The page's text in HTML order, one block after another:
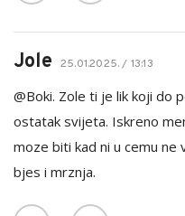
Jole 25.01.2025. / 13:13
@Boki. Zole ti je lik koji do
ostatak svijeta. Iskreno
moze biti kad ni u cemu
bjes i mrznja.